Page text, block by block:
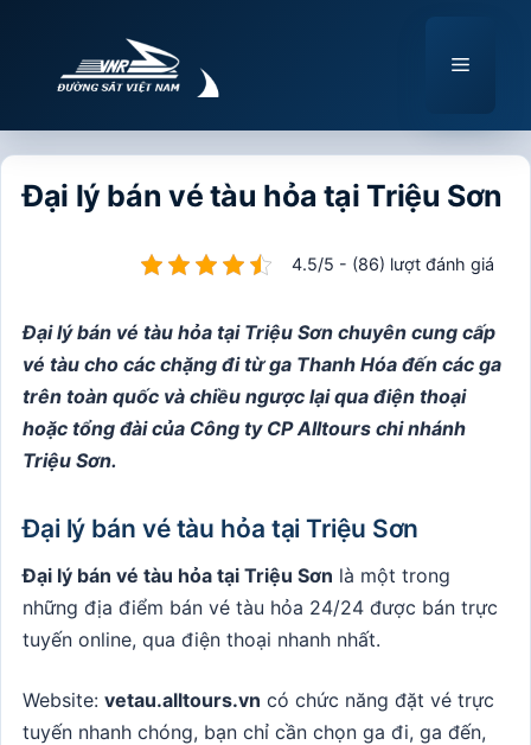
Menu
Đại lý bán vé tàu hỏa tại Triệu Sơn
4.5/5 - (86) lượt đánh giá
Đại lý bán vé tàu hỏa tại Triệu Sơn chuyên cung cấp
vé tàu cho các chặng đi từ ga Thanh Hóa đến các ga
trên toàn quốc và chiều ngược lại qua điện thoại
hoặc tổng đài của Công ty CP Alltours chi nhánh
Triệu Sơn.
Đại lý bán vé tàu hỏa tại Triệu Sơn
Đại lý bán vé tàu hỏa tại Triệu Sơn là một trong
những địa điểm bán vé tàu hỏa 24/24 được bán trực
tuyến online, qua điện thoại nhanh nhất.
Website: vetau.alltours.vn có chức năng đặt vé trực
tuyến nhanh chóng, bạn chỉ cần chọn ga đi, ga đến,